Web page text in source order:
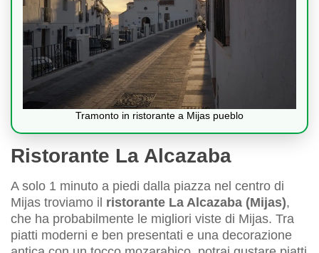
Tramonto in ristorante a Mijas pueblo
Ristorante La Alcazaba
A solo 1 minuto a piedi dalla piazza nel centro di
Mijas troviamo il ristorante La Alcazaba (Mijas),
che ha probabilmente le migliori viste di Mijas. Tra
piatti moderni e ben presentati e una decorazione